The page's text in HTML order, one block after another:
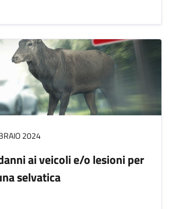
2024
ai veicoli e/o lesioni per
selvatica